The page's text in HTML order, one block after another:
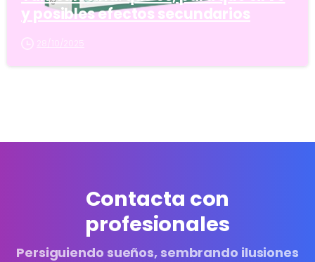
y posibles efectos secundarios
28/10/2025
Contacta con
profesionales
Persiguiendo sueños, sembrando ilusiones